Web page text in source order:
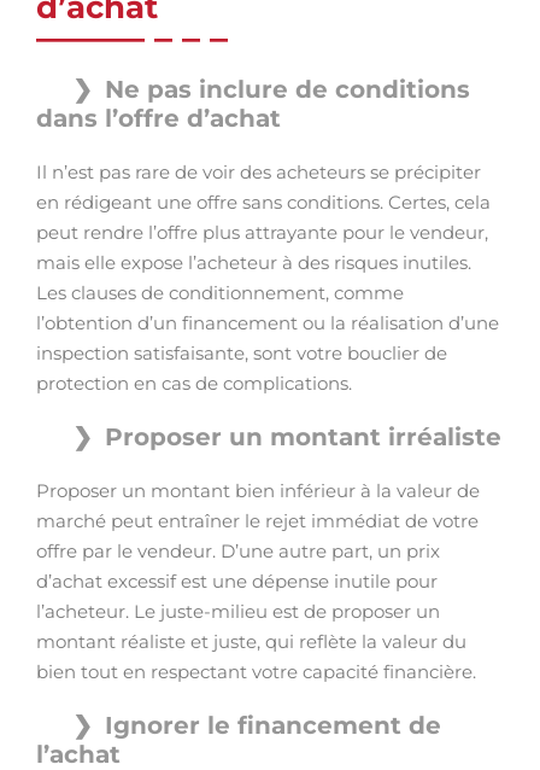
Ne pas inclure de conditions
dans l’offre d’achat
Il n’est pas rare de voir des acheteurs se précipiter
en rédigeant une offre sans conditions. Certes, cela
peut rendre l’offre plus attrayante pour le vendeur,
mais elle expose l’acheteur à des risques inutiles.
Les clauses de conditionnement, comme
l’obtention d’un financement ou la réalisation d’une
inspection satisfaisante, sont votre bouclier de
protection en cas de complications.
Proposer un montant irréaliste
Proposer un montant bien inférieur à la valeur de
marché peut entraîner le rejet immédiat de votre
offre par le vendeur. D’une autre part, un prix
d’achat excessif est une dépense inutile pour
l’acheteur. Le juste-milieu est de proposer un
montant réaliste et juste, qui reflète la valeur du
bien tout en respectant votre capacité financière.
Ignorer le financement de
l’achat